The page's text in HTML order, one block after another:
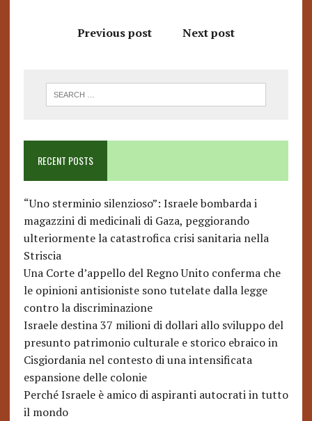
Previous post Next post
RECENT POSTS
“Uno sterminio silenzioso”: Israele bombarda i
magazzini di medicinali di Gaza, peggiorando
ulteriormente la catastrofica crisi sanitaria nella
Striscia
Una Corte d’appello del Regno Unito conferma che
le opinioni antisioniste sono tutelate dalla legge
contro la discriminazione
Israele destina 37 milioni di dollari allo sviluppo del
presunto patrimonio culturale e storico ebraico in
Cisgiordania nel contesto di una intensificata
espansione delle colonie
Perché Israele è amico di aspiranti autocrati in tutto
il mondo